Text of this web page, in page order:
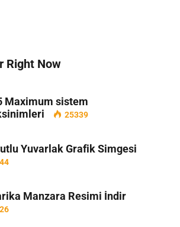
Right Now
Maximum sistem
25339
Yuvarlak Grafik Simgesi
Manzara Resimi İndir